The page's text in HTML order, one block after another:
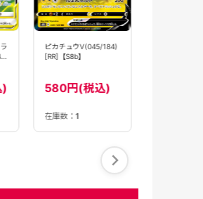
ピカチュウV(045/184)
[RR]【S8b】
580円(税込)
在庫数：1